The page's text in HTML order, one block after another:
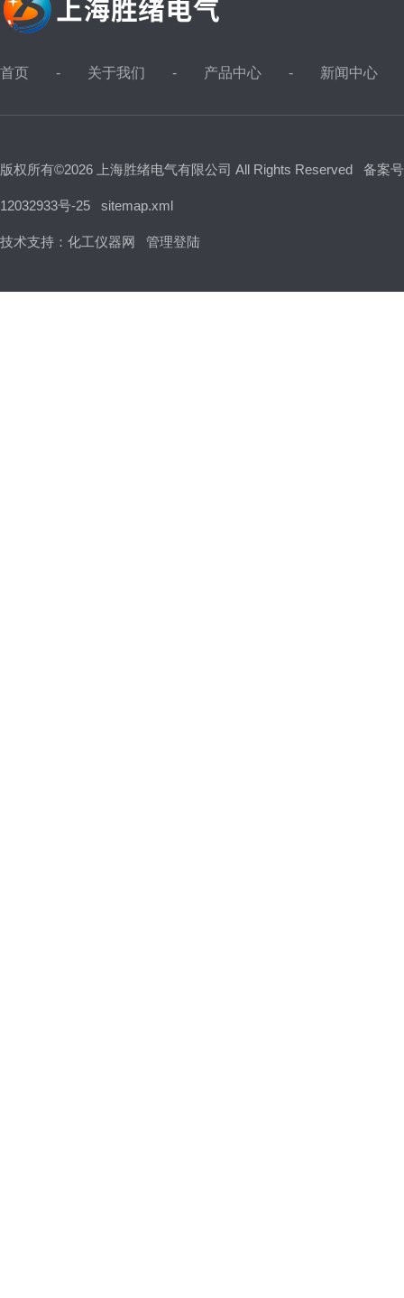
首页 关于我们 产品中心 新闻中心
版权所有©2026 上海胜绪电气有限公司 All Rights Reserved 备案
12032933号-25 sitemap.xml
技术支持： 化工仪器网 管理登陆